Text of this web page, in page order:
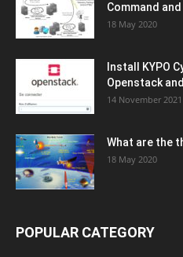
Command
18 May 2020
Install KYPO
Openstack
14 November 2021
What are the
18 May 2020
POPULAR CATEGORY